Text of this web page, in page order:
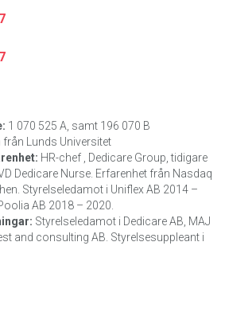
1 070 525 A, samt 196 070 B
Lunds Universitet
HR-chef , Dedicare Group, tidigare
Dedicare Nurse. Erfarenhet från Nasdaq
Styrelseledamot i Uniflex AB 2014 –
AB 2018 – 2020.
Styrelseledamot i Dedicare AB, MAJ
and consulting AB. Styrelsesuppleant i